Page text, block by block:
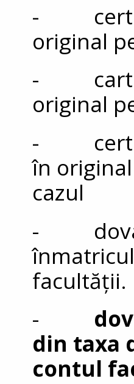
-
original
- cartea
original
-
în
cazul
-
-
din taxa
contul